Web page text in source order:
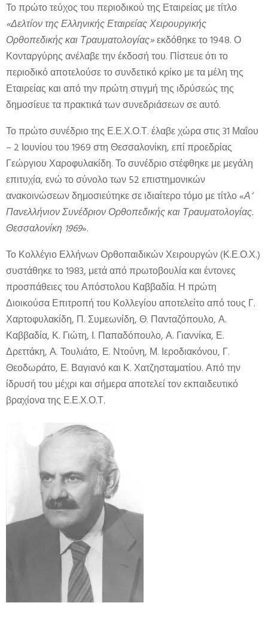
Το πρώτο τεύχος του περιοδικού της Εταιρείας με τίτλο
«Δελτίον της Ελληνικής Εταιρείας Χειρουργικής
Ορθοπεδικής και Τραυματολογίας»εκδόθηκε το 1948. Ο
Κονταργύρης ανέλαβε την έκδοσή του. Πίστευε ότι το
περιοδικό αποτελούσε το συνδετικό κρίκο με τα μέλη της
Εταιρείας και από την πρώτη στιγμή της ιδρύσεώς της
δημοσίευε τα πρακτικά των συνεδριάσεων σε αυτό.
Το πρώτο συνέδριο της Ε.Ε.Χ.Ο.Τ. έλαβε χώρα στις 31 Μαΐου
– 2 Ιουνίου του 1969 στη Θεσσαλονίκη, επί προεδρίας
Γεώργιου Χαροφυλακίδη. Το συνέδριο στέφθηκε με μεγάλη
επιτυχία, ενώ το σύνολο των 52 επιστημονικών
ανακοινώσεων δημοσιεύτηκε σε ιδιαίτερο τόμο με τίτλο «Α’
Πανελλήνιον Συνέδριον Ορθοπεδικής και Τραυματολογίας.
Θεσσαλονίκη 1969».
Το Κολλέγιο Ελλήνων Ορθοπαιδικών Χειρουργών (Κ.Ε.Ο.Χ.)
συστάθηκε το 1983, μετά από πρωτοβουλία και έντονες
προσπάθειες του Απόστολου Καββαδία. Η πρώτη
Διοικούσα Επιτροπή του Κολλεγίου αποτελείτο από τους Γ.
Χαρτοφυλακίδη, Π. Συμεωνίδη, Θ. Πανταζόπουλο, Α.
Καββαδία, Κ. Γιώτη, Ι. Παπαδόπουλο, Α. Γιαννίκα, Ε.
Δρεττάκη, Α. Τουλιάτο, Ε. Ντούνη, Μ. Ιεροδιακόνου, Γ.
Θεοδωράτο, Ε. Βαγιανό και Κ. Χατζησταματίου. Από την
ίδρυσή του μέχρι και σήμερα αποτελεί τον εκπαιδευτικό
βραχίονα της Ε.Ε.Χ.Ο.Τ.